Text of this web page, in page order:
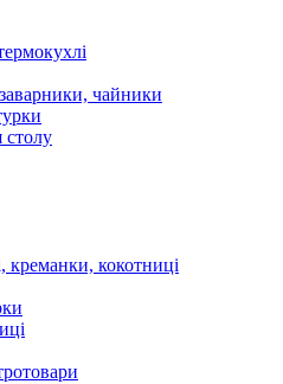
чайники
столу
креманки, кокотниці